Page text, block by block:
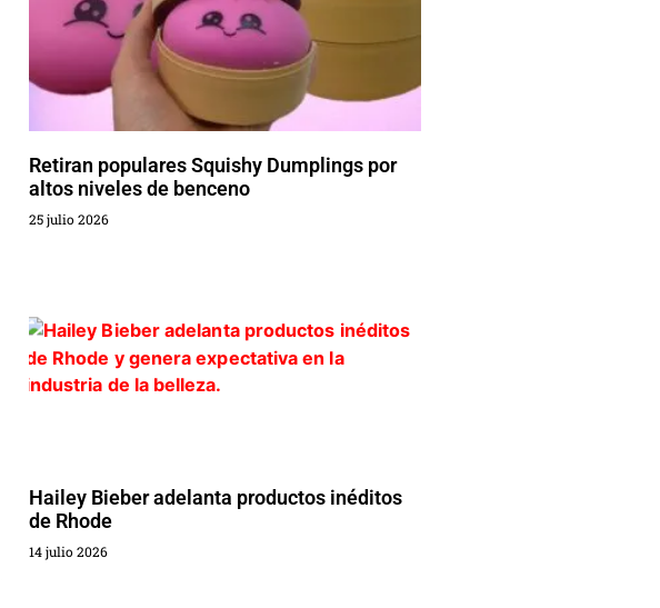
Retiran populares Squishy Dumplings por
altos niveles de benceno
25 julio 2026
Hailey Bieber adelanta productos inéditos
de Rhode
14 julio 2026